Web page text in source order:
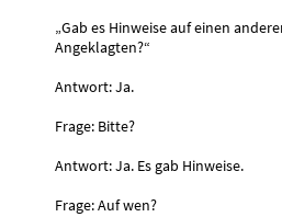
„Gab es Hinweise auf einen
Angeklagten?“
Antwort: Ja.
Frage: Bitte?
Antwort: Ja. Es gab Hinweise.
Frage: Auf wen?